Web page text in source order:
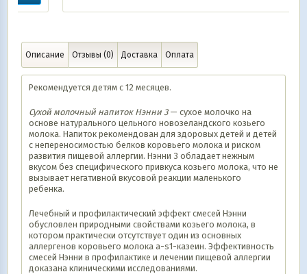
Описание Отзывы (0) Доставка Оплата
Рекомендуется детям с 12 месяцев.
Сухой молочный напиток Нэнни 3— сухое молочко на
основе натурального цельного новозеландского козьего
молока. Напиток рекомендован для здоровых детей и детей
с непереносимостью белков коровьего молока и риском
развития пищевой аллергии. Нэнни 3 обладает нежным
вкусом без специфического привкуса козьего молока, что не
вызывает негативной вкусовой реакции маленького
ребенка.
Лечебный и профилактический эффект смесей Нэнни
обусловлен природными свойствами козьего молока, в
котором практически отсутствует один из основных
аллергенов коровьего молока a-s1-казеин. Эффективность
смесей Нэнни в профилактике и лечении пищевой аллергии
доказана клиническими исследованиями.